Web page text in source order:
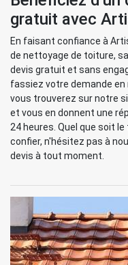
gratuit avec
En faisant confiance à
de nettoyage de toiture,
devis gratuit et sans
fassiez votre demande
vous trouverez sur notre
et vous en donnent une
24 heures. Quel que soit
confier, n'hésitez pas à
devis à tout moment.